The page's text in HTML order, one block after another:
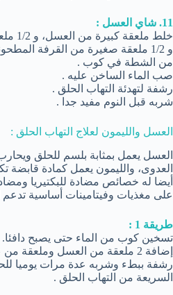
11. شاي العسل :
خلط
من الشطة في كوب .
صب الماء الساخن عليه .
رشفة لتهدئة التهاب الحلق .
شربه قبل النوم مفيد جدا .
العسل والليمون لعلاج التهاب الحلق :
العسل يعمل بمثابة بلسم للحلق
العدوى، والليمون يعمل كمادة قابضة
أيضا له خصائص مضادة للبكتيريا
على مغذيات وفيتامينات أساسية تدعم
طريقة 1 :
تسخين كوب من الماء حتى يصبح دافئا.
إضافة 2 ملعقة من العسل وملعقة من عصير الليمون .
رشفة ببطء وشربه عدة مرات يوميا
السريعة من التهاب الحلق .